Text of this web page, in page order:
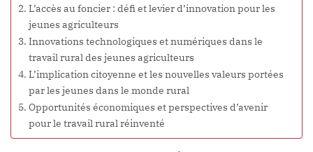
L’accès au foncier : défi et levier d’innovation pour les
jeunes agriculteurs
Innovations technologiques et numériques dans le
travail rural des jeunes agriculteurs
L’implication citoyenne et les nouvelles valeurs portées
par les jeunes dans le monde rural
Opportunités économiques et perspectives d’avenir
pour le travail rural réinventé